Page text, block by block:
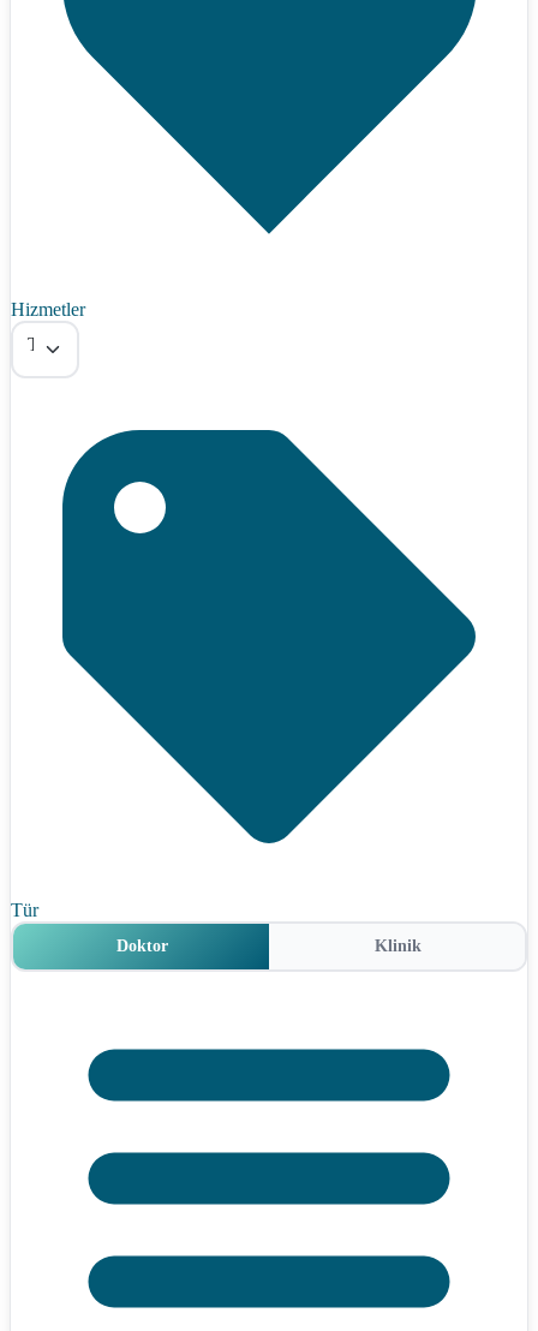
Hizmetler
Tümü
Tür
Doktor Klinik